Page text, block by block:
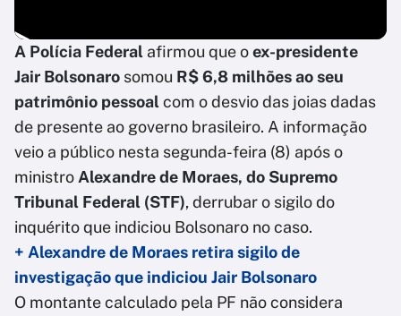
A Polícia Federal afirmou que oex-presidente
Jair Bolsonaro somou R$ 6,8 milhões ao seu
patrimônio pessoalcom o desvio das joias dadas
de presente ao governo brasileiro. A informação
veio a público nesta segunda-feira (8) após o
ministro Alexandre de Moraes, do Supremo
Tribunal Federal (STF), derrubar o sigilo do
inquérito que indiciou Bolsonaro no caso.
+ Alexandre de Moraes retira sigilo de
investigação que indiciou Jair Bolsonaro
O montante calculado pela PF não considera